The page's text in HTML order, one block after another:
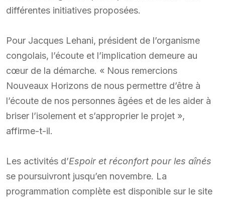
différentes initiatives proposées.
Pour Jacques Lehani, président de l’organisme
congolais, l’écoute et l’implication demeure au
cœur de la démarche. « Nous remercions
Nouveaux Horizons de nous permettre d’être à
l’écoute de nos personnes âgées et de les aider à
briser l’isolement et s’approprier le projet »,
affirme-t-il.
Les activités d’Espoir et réconfort pour les aînés
se poursuivront jusqu’en novembre. La
programmation complète est disponible sur le site